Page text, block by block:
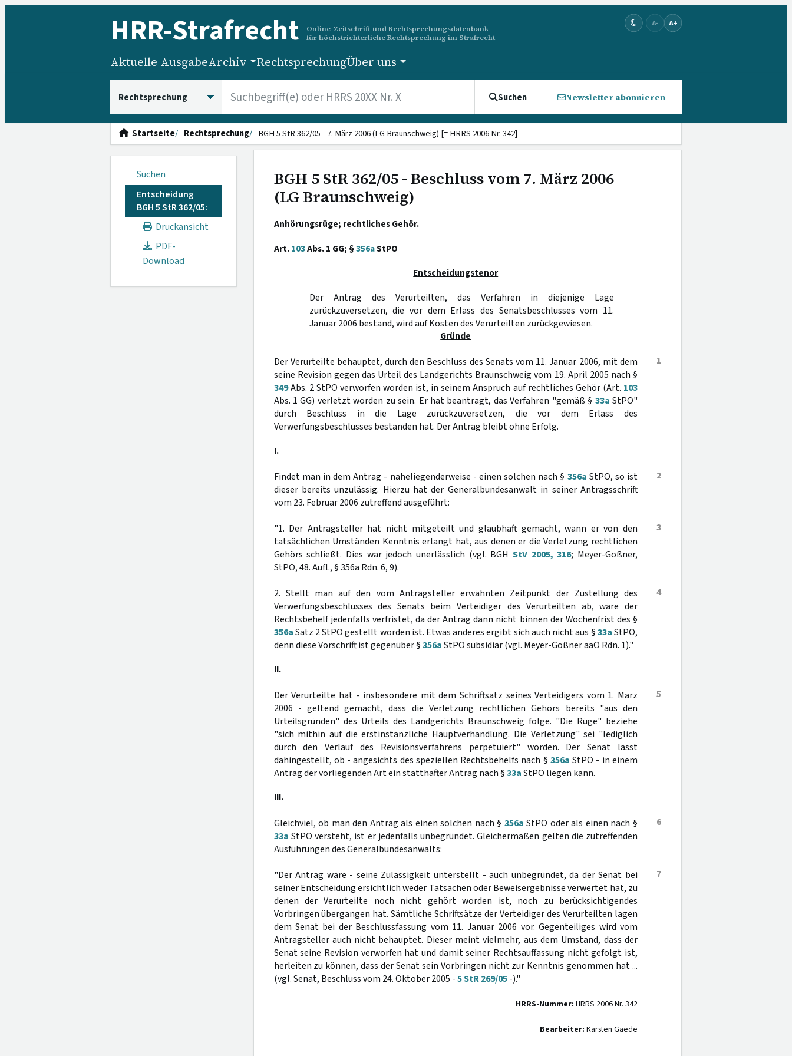
HRR-Strafrecht
Online-Zeitschrift und Rechtsprechungsdatenbank
für höchstrichterliche Rechtsprechung im Strafrecht
A- A+
Aktuelle AusgabeArchiv RechtsprechungÜber uns
Suchen Newsletter abonnieren
Startseite Rechtsprechung BGH 5 StR 362/05 - 7. März 2006 (LG Braunschweig) [= HRRS 2006 Nr. 342]
Suchen
Entscheidung
BGH 5 StR 362/05:
Druckansicht
PDF-
Download
BGH 5 StR 362/05 - Beschluss vom 7. März 2006
(LG Braunschweig)
Anhörungsrüge; rechtliches Gehör.
Art.103Abs. 1 GG; §356aStPO
Entscheidungstenor
Der Antrag des Verurteilten, das Verfahren in diejenige Lage
zurückzuversetzen, die vor dem Erlass des Senatsbeschlusses vom 11.
Januar 2006 bestand, wird auf Kosten des Verurteilten zurückgewiesen.
Gründe
1
Der Verurteilte behauptet, durch den Beschluss des Senats vom 11. Januar 2006, mit dem
seine Revision gegen das Urteil des Landgerichts Braunschweig vom 19. April 2005 nach §
349Abs. 2 StPO verworfen worden ist, in seinem Anspruch auf rechtliches Gehör (Art. 103
Abs. 1 GG) verletzt worden zu sein. Er hat beantragt, das Verfahren "gemäß § 33a StPO"
durch Beschluss in die Lage zurückzuversetzen, die vor dem Erlass des
Verwerfungsbeschlusses bestanden hat. Der Antrag bleibt ohne Erfolg.
I.
2
Findet man in dem Antrag - naheliegenderweise - einen solchen nach § 356a StPO, so ist
dieser bereits unzulässig. Hierzu hat der Generalbundesanwalt in seiner Antragsschrift
vom 23. Februar 2006 zutreffend ausgeführt:
3
"1. Der Antragsteller hat nicht mitgeteilt und glaubhaft gemacht, wann er von den
tatsächlichen Umständen Kenntnis erlangt hat, aus denen er die Verletzung rechtlichen
Gehörs schließt. Dies war jedoch unerlässlich (vgl. BGH StV 2005, 316; Meyer-Goßner,
StPO, 48. Aufl., § 356a Rdn. 6, 9).
4
2. Stellt man auf den vom Antragsteller erwähnten Zeitpunkt der Zustellung des
Verwerfungsbeschlusses des Senats beim Verteidiger des Verurteilten ab, wäre der
Rechtsbehelf jedenfalls verfristet, da der Antrag dann nicht binnen der Wochenfrist des §
356aSatz 2 StPO gestellt worden ist. Etwas anderes ergibt sich auch nicht aus §33aStPO,
denn diese Vorschrift ist gegenüber §356aStPO subsidiär (vgl. Meyer-Goßner aaO Rdn. 1)."
II.
5
Der Verurteilte hat - insbesondere mit dem Schriftsatz seines Verteidigers vom 1. März
2006 - geltend gemacht, dass die Verletzung rechtlichen Gehörs bereits "aus den
Urteilsgründen" des Urteils des Landgerichts Braunschweig folge. "Die Rüge" beziehe
"sich mithin auf die erstinstanzliche Hauptverhandlung. Die Verletzung" sei "lediglich
durch den Verlauf des Revisionsverfahrens perpetuiert" worden. Der Senat lässt
dahingestellt, ob - angesichts des speziellen Rechtsbehelfs nach § 356a StPO - in einem
Antrag der vorliegenden Art ein statthafter Antrag nach §33aStPO liegen kann.
III.
6
Gleichviel, ob man den Antrag als einen solchen nach § 356a StPO oder als einen nach §
33a StPO versteht, ist er jedenfalls unbegründet. Gleichermaßen gelten die zutreffenden
Ausführungen des Generalbundesanwalts:
7
"Der Antrag wäre - seine Zulässigkeit unterstellt - auch unbegründet, da der Senat bei
seiner Entscheidung ersichtlich weder Tatsachen oder Beweisergebnisse verwertet hat, zu
denen der Verurteilte noch nicht gehört worden ist, noch zu berücksichtigendes
Vorbringen übergangen hat. Sämtliche Schriftsätze der Verteidiger des Verurteilten lagen
dem Senat bei der Beschlussfassung vom 11. Januar 2006 vor. Gegenteiliges wird vom
Antragsteller auch nicht behauptet. Dieser meint vielmehr, aus dem Umstand, dass der
Senat seine Revision verworfen hat und damit seiner Rechtsauffassung nicht gefolgt ist,
herleiten zu können, dass der Senat sein Vorbringen nicht zur Kenntnis genommen hat ...
(vgl. Senat, Beschluss vom 24. Oktober 2005 -5 StR 269/05-)."
HRRS-Nummer: HRRS 2006 Nr. 342
Bearbeiter: Karsten Gaede